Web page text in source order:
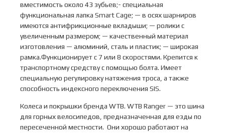
вместимость около 43 зубьев;- специальная
функциональная лапка Smart Cage; — в осях шарниров
имеются антифрикционные вкладыши; — ролики с
увеличенным размером; — качественный материал
изготовления — алюминий, сталь и пластик; — широкая
рамка.Функционирует с 7 или 8 скоростями. Крепится к
транспортному средству с помощью болта. Имеет
специальную регулировку натяжения троса, а также
способность индексного переключения SIS.
Колеса и покрышки бренда WTB. WTB Ranger — это шина
для горных велосипедов, предназначенная для езды по
пересеченной местности. Они хорошо работают на